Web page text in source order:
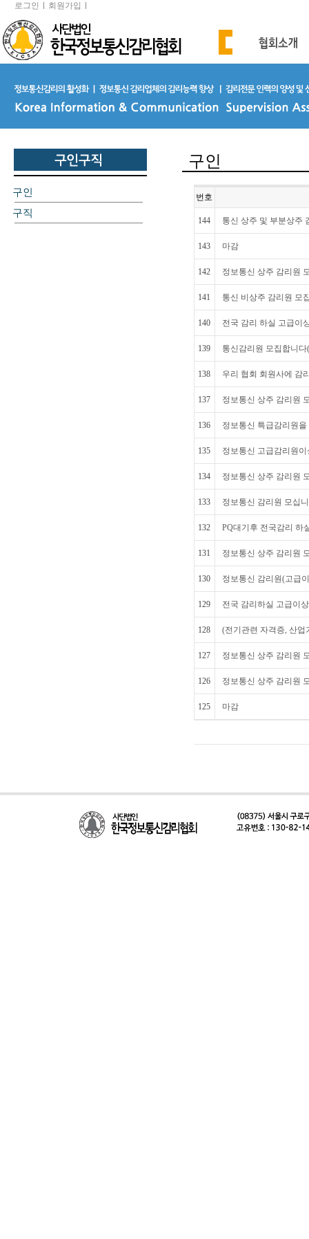
로그인 회원가입
구인
구직
구인
번호
144 통신 상주 및 부분상주
143 마감
142 정보통신 상주 감리원
141 통신 비상주 감리원 모
140 전국 감리 하실 고급이
139 통신감리원 모집합니
138 우리 협회 회원사에 감
137 정보통신 상주 감리원
136 정보통신 특급감리원을
135 정보통신 고급감리원
134 정보통신 상주 감리원
133 정보통신 감리원 모십
132 PQ대기후 전국감리 하
131 정보통신 상주 감리원
130 정보통신 감리원(고급
129 전국 감리하실 고급이
128 (전기관련 자격증, 산업
127 정보통신 상주 감리원
126 정보통신 상주 감리원
125 마감